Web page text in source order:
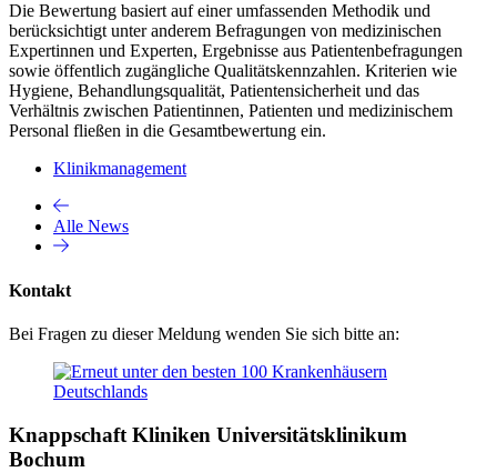
Die Bewertung basiert auf einer umfassenden Methodik und
berücksichtigt unter anderem Befragungen von medizinischen
Expertinnen und Experten, Ergebnisse aus Patientenbefragungen
sowie öffentlich zugängliche Qualitätskennzahlen. Kriterien wie
Hygiene, Behandlungsqualität, Patientensicherheit und das
Verhältnis zwischen Patientinnen, Patienten und medizinischem
Personal fließen in die Gesamtbewertung ein.
Klinikmanagement
Alle News
Kontakt
Bei Fragen zu dieser Meldung wenden Sie sich bitte an:
Knappschaft Kliniken Universitätsklinikum
Bochum